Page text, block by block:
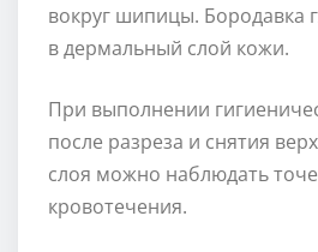
вокруг шипицы. Бородавка
в дермальный слой кожи.
При выполнении
после разреза и снятия
слоя можно наблюдать
кровотечения.